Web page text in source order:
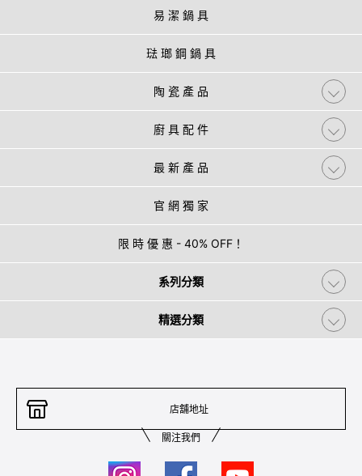
易 潔 鍋 具
琺 瑯 鋼 鍋 具
陶 瓷 產 品
廚 具 配 件
最 新 產 品
官 網 獨 家
限 時 優 惠 - 40% OFF！
系列分類
精選分類
店舖地址
關注我們